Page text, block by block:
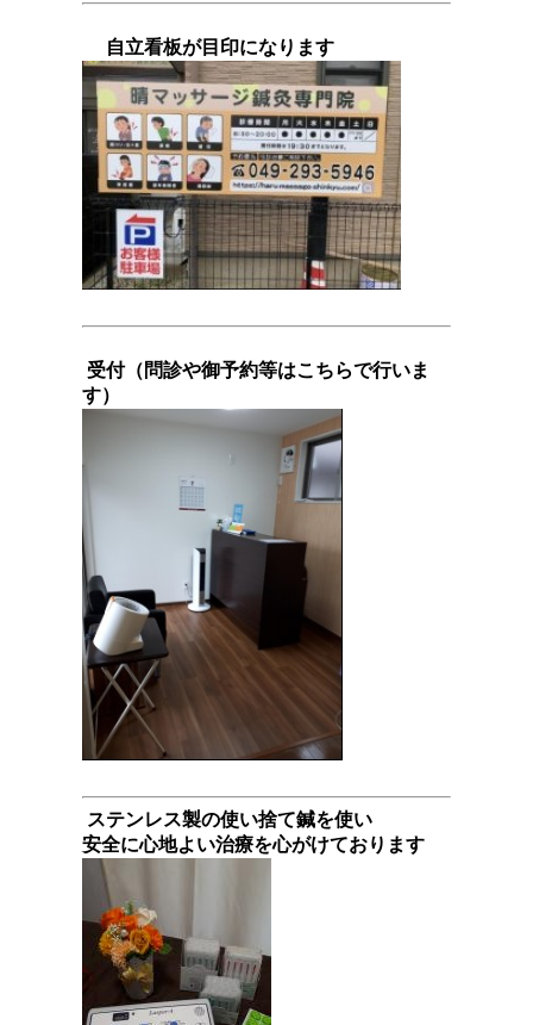
自立看板が目印になります
受付（問診や御予約等はこちらで行いま
す）
ステンレス製の使い捨て鍼を使い
安全に心地よい治療を心がけております